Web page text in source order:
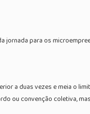
para os
a duas vezes e meia o
ou convenção coletiva,